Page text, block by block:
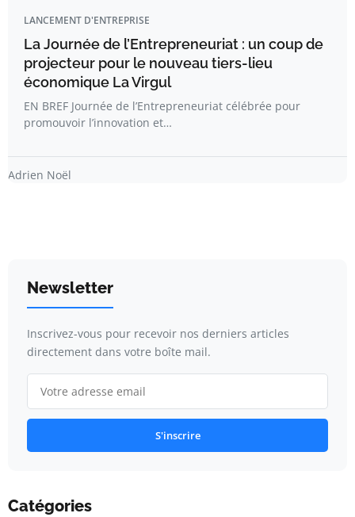
LANCEMENT D'ENTREPRISE
La Journée de l’Entrepreneuriat : un coup de
projecteur pour le nouveau tiers-lieu
économique La Virgul
EN BREF Journée de l’Entrepreneuriat célébrée pour
promouvoir l’innovation et…
Adrien Noël
Newsletter
Inscrivez-vous pour recevoir nos derniers articles
directement dans votre boîte mail.
S'inscrire
Catégories